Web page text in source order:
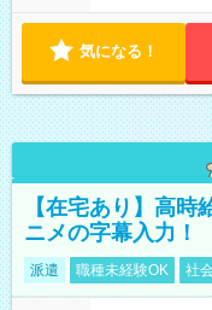
気になる！
【在宅あり】高
ニメの字幕入力！
派遣 職種未経験OK 社